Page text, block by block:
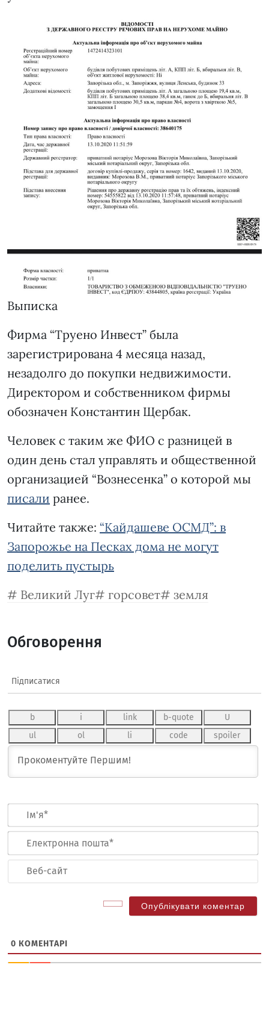
Выписка
Фирма “Труено Инвест” была
зарегистрирована 4 месяца назад,
незадолго до покупки недвижимости.
Директором и собственником фирмы
обозначен Константин Щербак.
Человек с таким же ФИО с разницей в
один день стал управлять и общественной
организацией “Вознесенка” о которой мы
писали ранее.
Читайте также: “Кайдашеве ОСМД”: в
Запорожье на Песках дома не могут
поделить пустырь
Великий Луг
горсовет земля
Обговорення
Підписатися
0 КОМЕНТАРІ